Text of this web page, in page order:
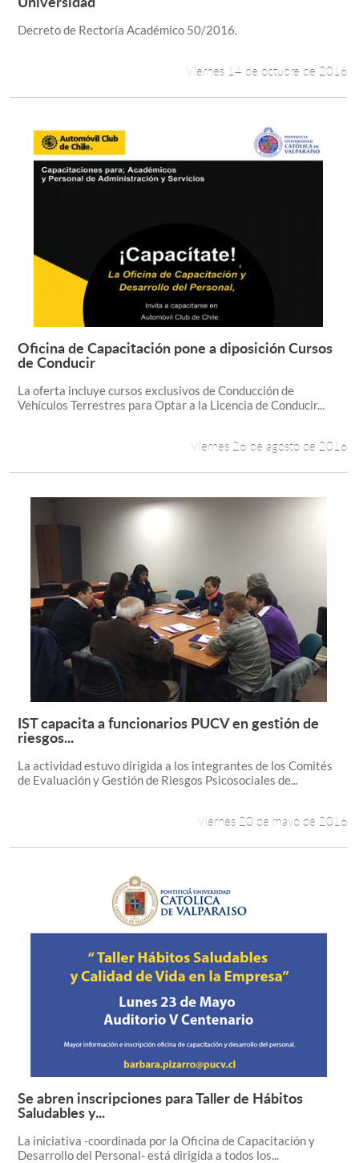
Decreto de Rectoría Académico 50/2016.
Viernes 14 de octubre de 2016
Leer más +
Oficina de Capacitación pone a diposición Cursos
de Conducir
La oferta incluye cursos exclusivos de Conducción de
Vehículos Terrestres para Optar a la Licencia de Conducir...
Viernes 26 de agosto de 2016
Leer más +
IST capacita a funcionarios PUCV en gestión de
riesgos...
La actividad estuvo dirigida a los integrantes de los Comités
de Evaluación y Gestión de Riesgos Psicosociales de...
Viernes 20 de mayo de 2016
Leer más +
Se abren inscripciones para Taller de Hábitos
Saludables y...
La iniciativa -coordinada por la Oficina de Capacitación y
Desarrollo del Personal- está dirigida a todos los...